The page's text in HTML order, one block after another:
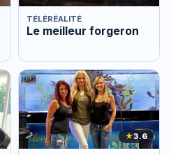
TÉLÉRÉALITÉ
Le meilleur forgeron
★3.6